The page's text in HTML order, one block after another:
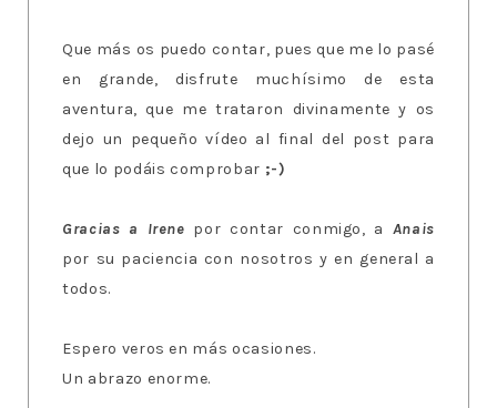
Que más os puedo contar, pues que me lo pasé
en grande, disfrute muchísimo de esta
aventura, que me trataron divinamente y os
dejo un pequeño vídeo al final del post para
que lo podáis comprobar ;-)
Gracias a Irene por contar conmigo, a Anais
por su paciencia con nosotros y en general a
todos.
Espero veros en más ocasiones.
Un abrazo enorme.